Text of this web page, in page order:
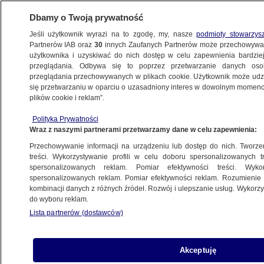
UKRAINA WALCZY. RELACJA
wywożone ciężarówkami". Ukraiński
wywiad publikuje przechwyconą rozmowę
18.06.2023, 05:41Aktualizacja: 18.06.2023, 18:10
Udostępnij
Ukrainę. "Ciała zabitych najemników Grupy
Wagnera z frontu są wywożone ciężarówkami" -
Dbamy o Twoją prywatność
Jeśli użytkownik wyrazi na to zgodę, my, naszepodmioty
Partnerów IAB oraz30 innych Zaufanych Partnerów może
użytkownika i uzyskiwać do nich dostęp w celu zapewnienia
przeglądania. Odbywa się to poprzez przetwarzanie danych
przeglądania przechowywanych w plikach cookie. Użytkownik może
się przetwarzaniu w oparciu o uzasadniony interes w dowolnym
plików cookie i reklam”.
Polityka Prywatności
Wraz z naszymi partnerami przetwarzamy dane w celu zapewnienia:
Przechowywanie informacji na urządzeniu lub dostęp do nich.
treści. Wykorzystywanie profili w celu doboru spersonalizowanych
spersonalizowanych reklam. Pomiar efektywności treści.
spersonalizowanych reklam. Pomiar efektywności reklam.
kombinacji danych z różnych źródeł. Rozwój i ulepszanie usług.
do wyboru reklam.
Lista partnerów (dostawców)
Akceptuję